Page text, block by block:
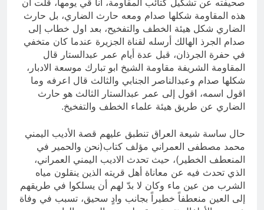
صحيفته عن تشكيل كتائب المقاومة، أنا قي يومها، قلت ان
هذه المقاومة شكلها صدام ومعه حارث الضاري، بل حارث
الضاري شكل هيئة الخطف والتفخيح، بعد اول خطاب إلى
صدام الجرذ الهالك أرسله لقناة الجزيرة عندما كان متخفي
في حفرة الجرذان، قبل عدة أيام عمر عبدالستار قال
المقاومة الشريفة مقاومة الشيخ ابو تبارك موسعة الادبار،
شكلها صدام وعبدالناصر الجنابي والثالث قال اعرفه وما
اقول اسمه، اقول إلى عمر عبدالستار الثالث هو حارث
الضاري عن طريق هيئة علماء الخطف والتفخيخ.
حال ساسة شيعة العراق تنطبق عليهم قصة الأديب اليمني
محمد مصطفى العمراني مؤلف كتاب(نحن والحمير في
المنعطف الخطير)، حيث تحدث الاديب اليمني العمراني،
الذي تحدث فيه عن معاناة أهل قريته الذين ينقلون مياه
الشرب من عين ماء وكان لا بدّ لهم أن يسلكوا في طريقهم
إلى العين منعطفاً خطيراً بجانب وادٍ سحيق، تسبب في وفاة